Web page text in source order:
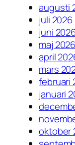
augusti
juli 2026
juni
maj 2026
april
mars
februari
januari
oktober